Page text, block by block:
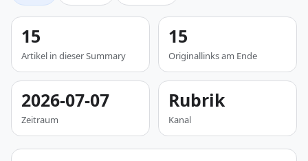
15
Artikel in dieser Summary
15
Originallinks am Ende
2026-07-07
Zeitraum
Rubrik
Kanal